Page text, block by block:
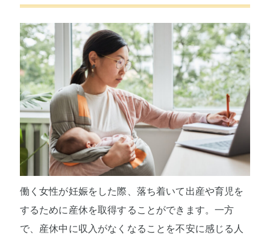
働く女性が妊娠をした際、落ち着いて出産や育児を
するために産休を取得することができます。一方
で、産休中に収入がなくなることを不安に感じる人